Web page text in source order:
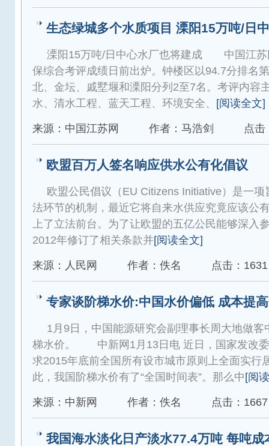
生态绿城多个水质项目 溧阳15万吨/日
溧阳15万吨/日中心水厂也将建成 中国江苏
保综合考评成绩日前出炉。钟楼区以94.7分排名
北、金坛、戚墅堰和溧阳分列2至7名。考评内容
水、清水工程、蓝天工程、环境安全、 [阅读全文]
来源：中国江苏网 作者：马浩剑 点击
欧盟百万人签名响应供水公有化倡议
欧盟公民倡议（EU Citizens Initiative）是一
法环节的机制，最近它将自来水供应究竟应该公
上了立法前台。为了让欧盟的五亿公民能够深入
2012年修订了相关条款并[阅读全文]
来源：人民网 作者：佚名 点击：1631
专家谈阶梯水价:中国水价偏低 成本提
1月9日，中国能源研究会副理事长周大地做
梯水价。 中新网1月13日电 近日，国家发改委
求2015年底前全国所有设市城市原则上全面实行
此，我国阶梯水价有了“全国时间表”。那么中 [阅
来源：中新网 作者：佚名 点击：1667
我国海水淡化日产淡水77.4万吨 每吨成